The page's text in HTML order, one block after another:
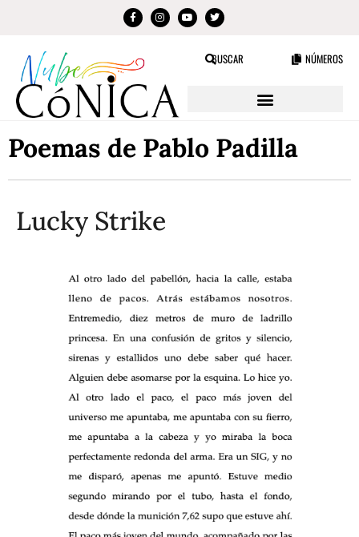
BUSCAR NÚMEROS
Poemas de Pablo Padilla
Lucky Strike